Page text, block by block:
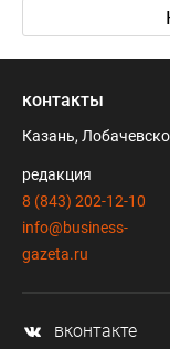
контакты
Казань,
редакция
8 (843) 202-12-10
info@business-
gazeta.ru
вконтакте